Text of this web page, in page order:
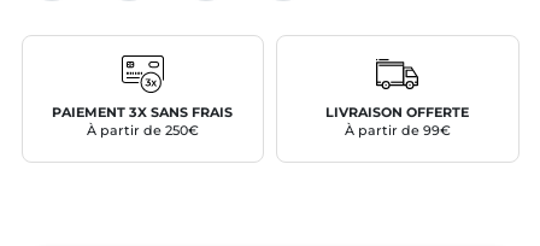
PAIEMENT 3X SANS FRAIS
À partir de 250€
LIVRAISON OFFERTE
À partir de 99€